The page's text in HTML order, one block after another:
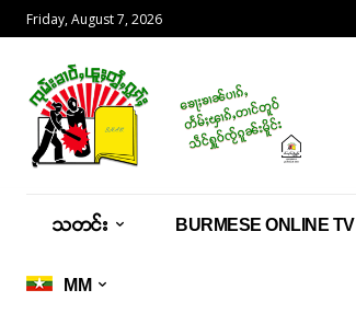
Friday, August 7, 2026
သတင်း BURMESE ONLINE TV
MM